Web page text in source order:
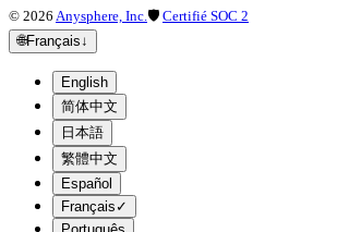
© 2026 Anysphere, Inc. 🛡 Certifié SOC 2
🌐Français↓
English
简体中文
日本語
繁體中文
Español
Français ✓